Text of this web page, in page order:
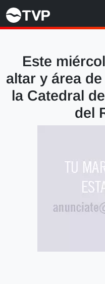
Este
altar y área
la Catedral
del